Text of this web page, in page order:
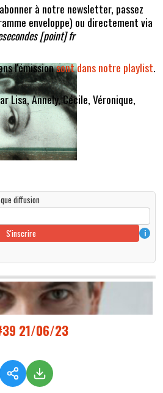
à notre newsletter, passez
enveloppe) ou directement via
[point] fr
l'émissionsont dans notre playlist.
Lisa, Annely, Cécile, Véronique,
diffusion
S'inscrire i
21/06/23